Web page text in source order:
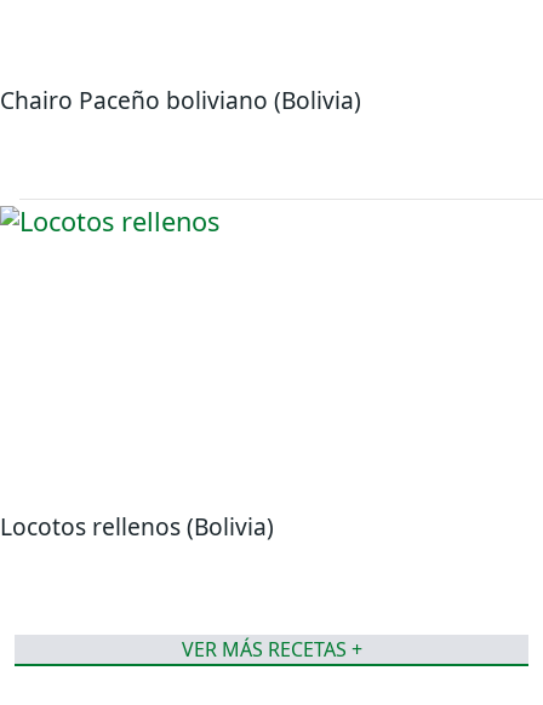
Chairo Paceño boliviano (Bolivia)
Locotos rellenos (Bolivia)
VER MÁS RECETAS +